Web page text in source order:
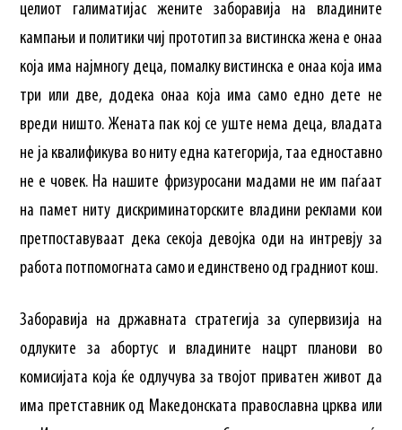
целиот галиматијас жените заборавија на владините
кампањи и политики чиј прототип за вистинска жена е онаа
која има најмногу деца, помалку вистинска е онаа која има
три или две, додека онаа која има само едно дете не
вреди ништо. Жената пак кој се уште нема деца, владата
не ја квалификува во ниту една категорија, таа едноставно
не е човек. На нашите фризуросани мадами не им паѓаат
на памет ниту дискриминаторските владини реклами кои
претпоставуваат дека секоја девојка оди на интревју за
работа потпомогната само и единствено од градниот кош.
Заборавија на државната стратегија за супервизија на
одлуките за абортус и владините нацрт планови во
комисијата која ќе одлучува за твојот приватен живот да
има претставник од Македонската православна црква или